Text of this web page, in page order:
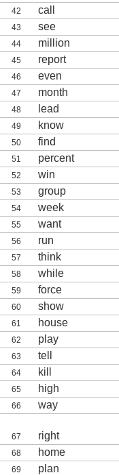
42 call
43 see
44 million
45 report
46 even
47 month
48 lead
49 know
50 find
51 percent
52 win
53 group
54 week
55 want
56 run
57 think
58 while
59 force
60 show
61 house
62 play
63 tell
64 kill
65 high
66 way
67 right
68 home
69 plan